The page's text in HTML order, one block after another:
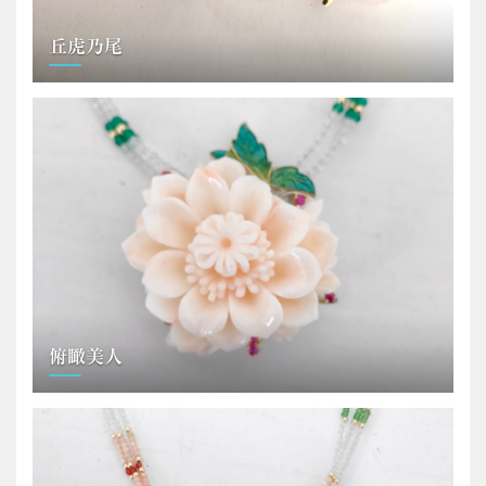
丘虎乃尾
俯瞰美人